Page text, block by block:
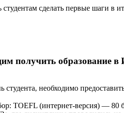
сделать первые шаги в
получить образование
необходимо
TOEFL (интернет-версия) —